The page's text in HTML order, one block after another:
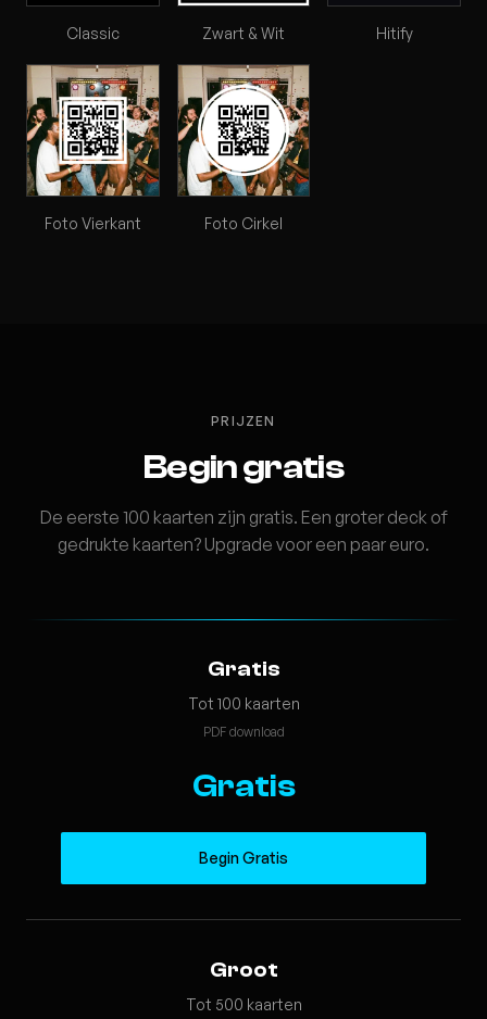
Classic Zwart & Wit Hitify
Foto Vierkant Foto Cirkel
PRIJZEN
Begin gratis
De eerste 100 kaarten zijn gratis. Een groter deck of
gedrukte kaarten? Upgrade voor een paar euro.
Gratis
Tot 100 kaarten
PDF download
Gratis
Begin Gratis
Groot
Tot 500 kaarten